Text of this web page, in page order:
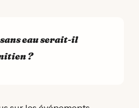
eau serait-il
?